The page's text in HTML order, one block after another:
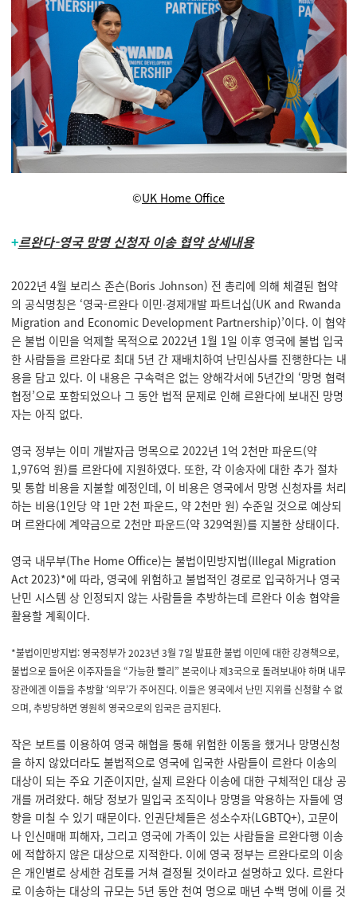
©UK Home Office
+르완다-영국 망명 신청자 이송 협약 상세내용
2022년 4월 보리스 존슨(Boris Johnson) 전 총리에 의해 체결된 협약
의 공식명칭은 ‘영국-르완다 이민∙경제개발 파트너십(UK and Rwanda
Migration and Economic Development Partnership)’이다. 이 협약
은 불법 이민을 억제할 목적으로 2022년 1월 1일 이후 영국에 불법 입국
한 사람들을 르완다로 최대 5년 간 재배치하여 난민심사를 진행한다는 내
용을 담고 있다. 이 내용은 구속력은 없는 양해각서에 5년간의 ‘망명 협력
협정’으로 포함되었으나 그 동안 법적 문제로 인해 르완다에 보내진 망명
자는 아직 없다.
영국 정부는 이미 개발자금 명목으로 2022년 1억 2천만 파운드(약
1,976억 원)를 르완다에 지원하였다. 또한, 각 이송자에 대한 추가 절차
및 통합 비용을 지불할 예정인데, 이 비용은 영국에서 망명 신청자를 처리
하는 비용(1인당 약 1만 2천 파운드, 약 2천만 원) 수준일 것으로 예상되
며 르완다에 계약금으로 2천만 파운드(약 329억원)를 지불한 상태이다.
영국 내무부(The Home Office)는 불법이민방지법(Illegal Migration
Act 2023)*에 따라, 영국에 위험하고 불법적인 경로로 입국하거나 영국
난민 시스템 상 인정되지 않는 사람들을 추방하는데 르완다 이송 협약을
활용할 계획이다.
*불법이민방지법: 영국정부가 2023년 3월 7일 발표한 불법 이민에 대한 강경책으로,
불법으로 들어온 이주자들을 “가능한 빨리” 본국이나 제3국으로 돌려보내야 하며 내무
장관에겐 이들을 추방할 ‘의무’가 주어진다. 이들은 영국에서 난민 지위를 신청할 수 없
으며, 추방당하면 영원히 영국으로의 입국은 금지된다.
작은 보트를 이용하여 영국 해협을 통해 위험한 이동을 했거나 망명신청
을 하지 않았더라도 불법적으로 영국에 입국한 사람들이 르완다 이송의
대상이 되는 주요 기준이지만, 실제 르완다 이송에 대한 구체적인 대상 공
개를 꺼려왔다. 해당 정보가 밀입국 조직이나 망명을 악용하는 자들에 영
향을 미칠 수 있기 때문이다. 인권단체들은 성소수자(LGBTQ+), 고문이
나 인신매매 피해자, 그리고 영국에 가족이 있는 사람들을 르완다행 이송
에 적합하지 않은 대상으로 지적한다. 이에 영국 정부는 르완다로의 이송
은 개인별로 상세한 검토를 거쳐 결정될 것이라고 설명하고 있다. 르완다
로 이송하는 대상의 규모는 5년 동안 천여 명으로 매년 수백 명에 이를 것